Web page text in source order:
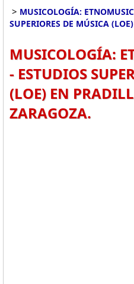
> MUSICOLOGÍA:
SUPERIORES DE MÚSICA
MUSICOLOGÍA:
- ESTUDIOS
(LOE) EN
ZARAGOZA.